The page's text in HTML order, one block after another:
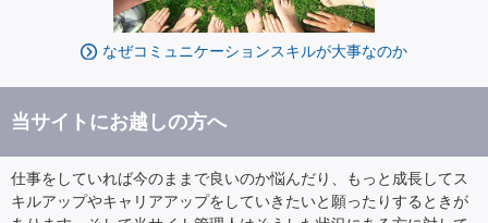
なぜコミュニケーションスキルが大事なのか
当サイトにお越しの方へ
仕事をしていれば今のままで良いのか悩んだり、もっと成長してス
キルアップやキャリアアップをしていきたいと願ったりするときが